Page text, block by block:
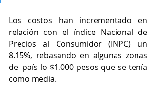
Los costos han incrementado en
relación con el índice Nacional de
Precios al Consumidor (INPC) un
8.15%, rebasando en algunas zonas
del país lo $1,000 pesos que se tenía
como media.